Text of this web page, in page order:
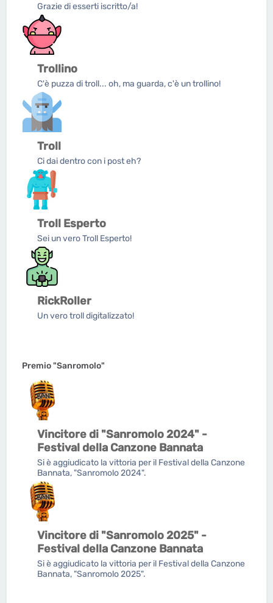
Grazie di esserti iscritto/a!
Trollino
C'è puzza di troll... oh, ma guarda, c'è un trollino!
Troll
Ci dai dentro con i post eh?
Troll Esperto
Sei un vero Troll Esperto!
RickRoller
Un vero troll digitalizzato!
Premio "Sanromolo"
Vincitore di "Sanromolo 2024" -
Festival della Canzone Bannata
Si è aggiudicato la vittoria per il Festival della Canzone
Bannata, "Sanromolo 2024".
Vincitore di "Sanromolo 2025" -
Festival della Canzone Bannata
Si è aggiudicato la vittoria per il Festival della Canzone
Bannata, "Sanromolo 2025".